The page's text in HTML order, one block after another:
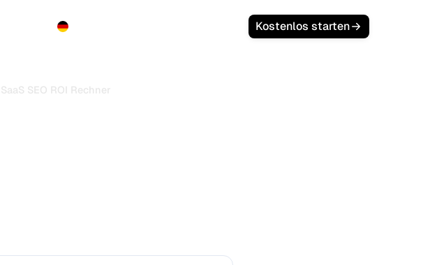
Kostenlos starten
SaaS SEO ROI Rechner